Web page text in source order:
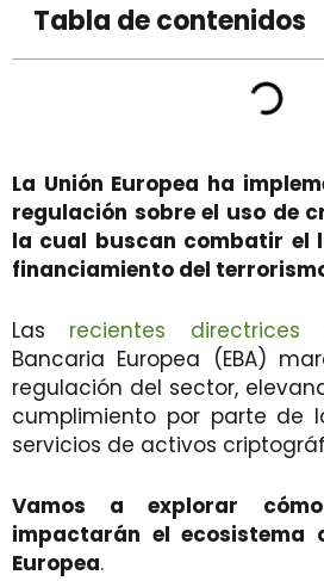
Tabla de contenidos
La Unión Europea ha
regulación sobre el uso de
la cual buscan combatir el
financiamiento del
Las recientes directrices
Bancaria Europea (EBA)
regulación del sector,
cumplimiento por parte de
servicios de activos
Vamos a explorar
impactarán el ecosistema
Europea.